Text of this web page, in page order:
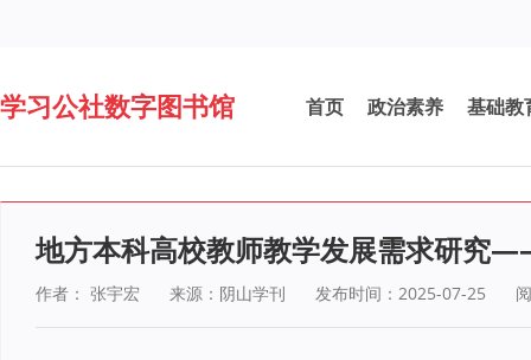
学习公社数字图书馆 首页 政治素养 基础教
地方本科高校教师教学发展需求研究
作者： 张宇宏 来源：阴山学刊 发布时间：2025-07-25